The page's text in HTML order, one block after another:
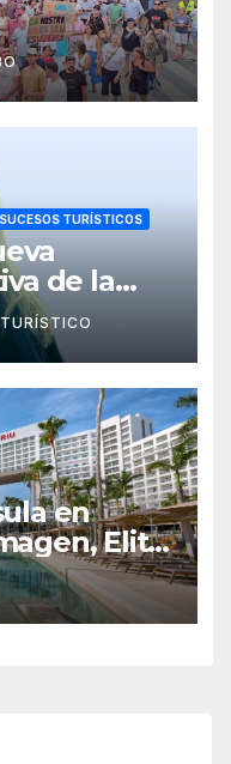
SUCESOS TURÍSTICOS
de la
Costa
en
Elite
de